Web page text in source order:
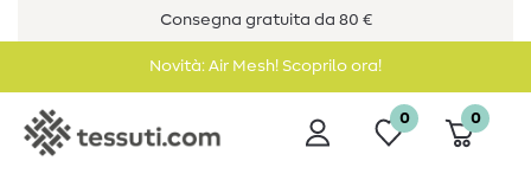
Consegna gratuita da 80 €
Novità: Air Mesh! Scoprilo ora!
0 0